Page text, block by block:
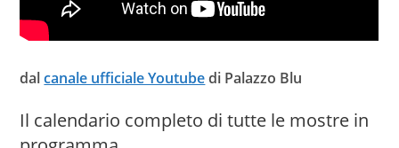
dalcanale ufficiale Youtubedi Palazzo Blu
Il calendario completo di tutte le mostre in